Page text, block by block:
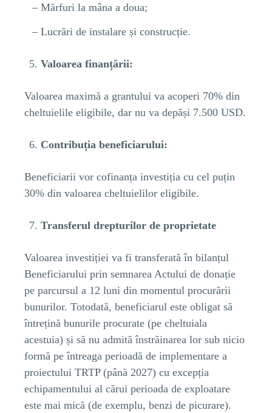
Mărfuri la mâna a doua;
Lucrări de instalare și construcție.
Valoarea finanțării:
Valoarea maximă a grantului va acoperi 70% din
cheltuielile eligibile, dar nu va depăși 7.500 USD.
Contribuția beneficiarului:
Beneficiarii vor cofinanța investiția cu cel puțin
30% din valoarea cheltuielilor eligibile.
Transferul drepturilor de proprietate
Valoarea investiției va fi transferată în bilanțul
Beneficiarului prin semnarea Actului de donație
pe parcursul a 12 luni din momentul procurării
bunurilor. Totodată, beneficiarul este obligat să
întrețină bunurile procurate (pe cheltuiala
acestuia) și să nu admită înstrăinarea lor sub nicio
formă pe întreaga perioadă de implementare a
proiectului TRTP (până 2027) cu excepția
echipamentului al cărui perioada de exploatare
este mai mică (de exemplu, benzi de picurare).